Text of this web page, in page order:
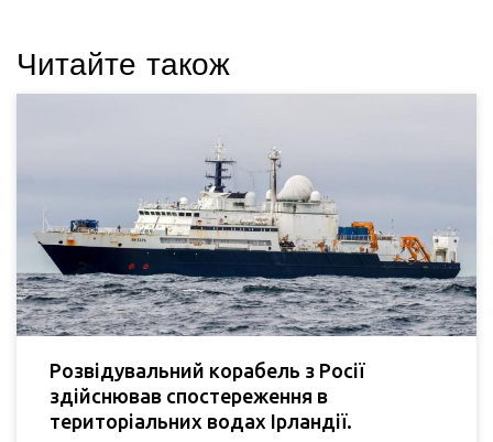
Читайте також
Розвідувальний корабель з Росії
здійснював спостереження в
територіальних водах Ірландії.